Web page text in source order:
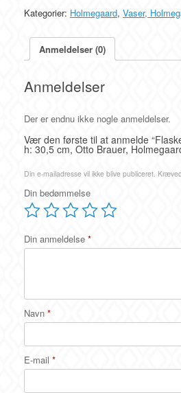
Kategorier: Holmegaard, Vaser,
Anmeldelser (0)
Anmeldelser
Der er endnu ikke nogle anmeldelser.
Vær den første til at anmelde
h: 30,5 cm, Otto Brauer,
Din e-mailadresse vil ikke blive publiceret.
Din bedømmelse
Din anmeldelse *
Navn *
E-mail *